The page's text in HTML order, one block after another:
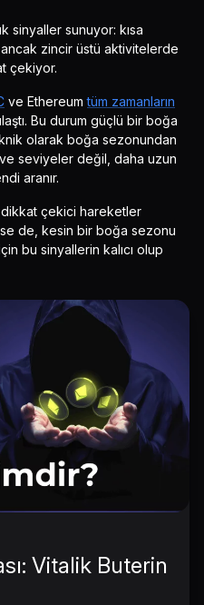
sinyaller sunuyor: kısa
zincir üstü aktivitelerde
çekiyor.
ve Ethereumtüm zamanların
Bu durum güçlü bir boğa
olarak boğa sezonundan
seviyeler değil, daha uzun
aranır.
dikkat çekici hareketler
de, kesin bir boğa sezonu
bu sinyallerin kalıcı olup
Vitalik Buterin